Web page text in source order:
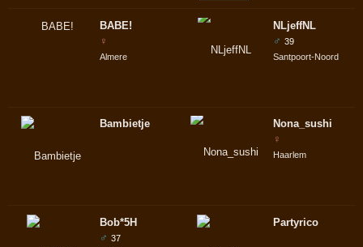
BABE!
♀
Almere
Bambietje
Bob*5H
♂ 37
NLjeffNL
♂ 39
Santpoort-Noord
Nona_sushi
♀
Haarlem
Partyrico